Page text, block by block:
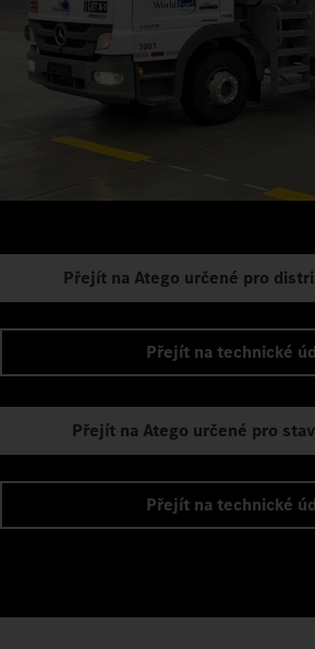
Přejít na Atego určené pro
Přejít na technické
Přejít na Atego určené pro
Přejít na technické